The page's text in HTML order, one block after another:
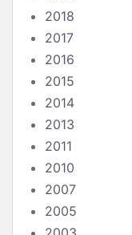
2018
2017
2016
2015
2014
2013
2011
2010
2007
2005